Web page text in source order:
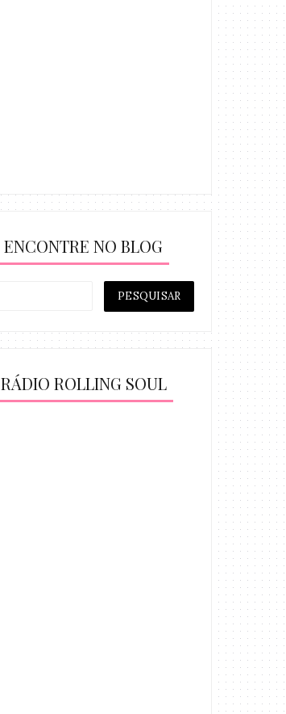
ENCONTRE NO BLOG
RÁDIO ROLLING SOUL